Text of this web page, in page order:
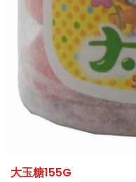
大玉糖155G